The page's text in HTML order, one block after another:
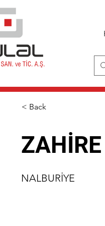
< Back
NALBURİYE